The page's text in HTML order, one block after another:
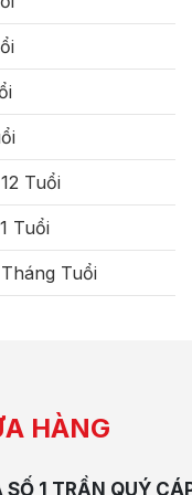
Tuổi
Tuổi
Tuổi
HÀNG
1 TRẦN QUÝ